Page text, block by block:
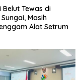
Belut Tewas di
Masih
Alat Setrum